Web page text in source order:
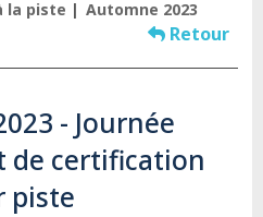
la piste Automne 2023
Retour
- Journée
de certification
piste